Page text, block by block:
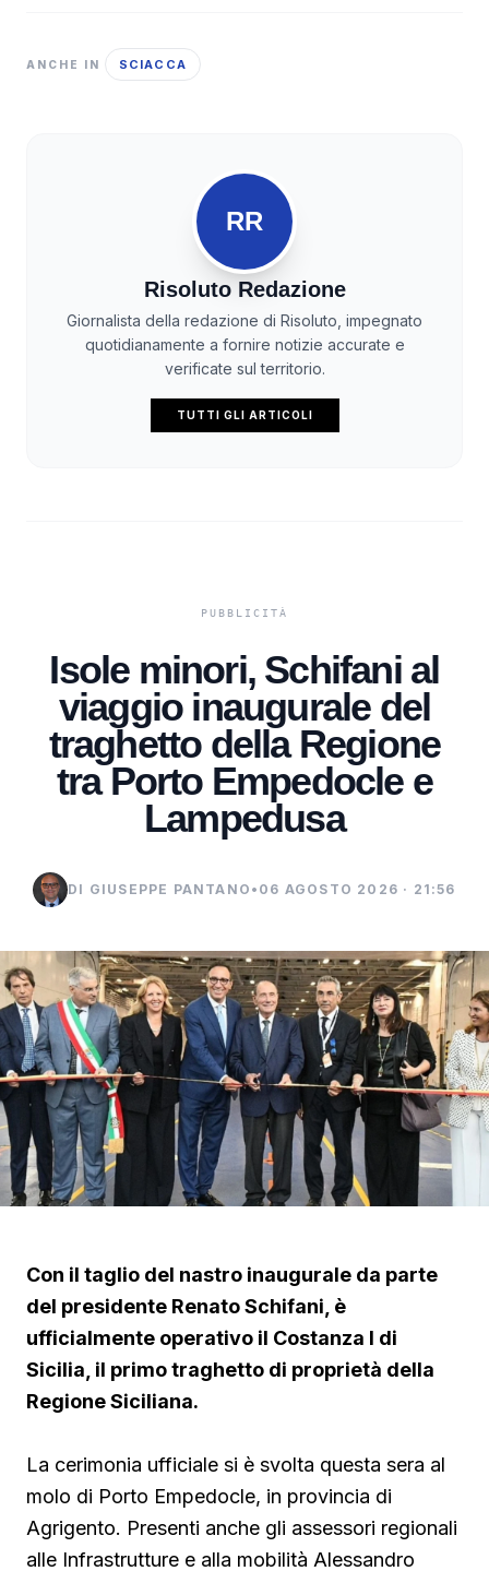
ANCHE IN SCIACCA
RR
Risoluto Redazione
Giornalista della redazione di Risoluto, impegnato
quotidianamente a fornire notizie accurate e
verificate sul territorio.
TUTTI GLI ARTICOLI
Isole minori, Schifani al
viaggio inaugurale del
traghetto della Regione
tra Porto Empedocle e
Lampedusa
DI GIUSEPPE PANTANO • 06 AGOSTO 2026 · 21:56
Con il taglio del nastro inaugurale da parte
del presidente Renato Schifani, è
ufficialmente operativo il Costanza I di
Sicilia, il primo traghetto di proprietà della
Regione Siciliana.
La cerimonia ufficiale si è svolta questa sera al
molo di Porto Empedocle, in provincia di
Agrigento. Presenti anche gli assessori regionali
alle Infrastrutture e alla mobilità Alessandro